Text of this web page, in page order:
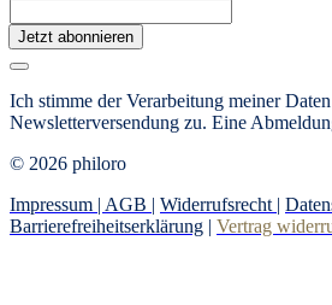
Jetzt abonnieren
Ich stimme der Verarbeitung meiner
Newsletterversendung zu. Eine
© 2026 philoro
Impressum | AGB | Widerrufsrecht |
Barrierefreiheitserklärung | Vertrag